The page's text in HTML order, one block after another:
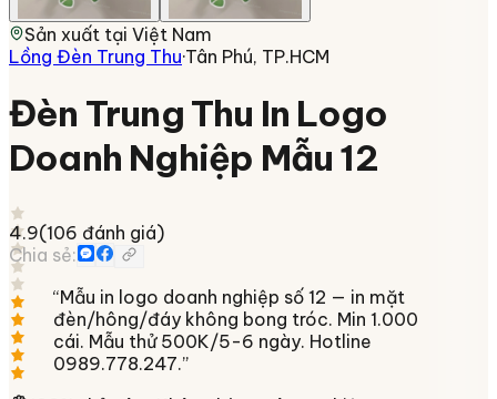
Sản xuất tại Việt Nam
Lồng Đèn Trung Thu·Tân Phú, TP.HCM
Đèn Trung Thu In Logo
Doanh Nghiệp Mẫu 12
4.9(106 đánh giá)
Chia sẻ:
“Mẫu in logo doanh nghiệp số 12 — in mặt
đèn/hông/đáy không bong tróc. Min 1.000
cái. Mẫu thử 500K/5-6 ngày. Hotline
0989.778.247.”